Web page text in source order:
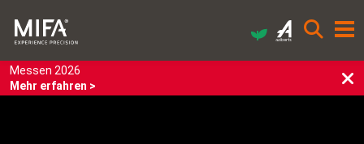
Messen 2026
Mehr erfahren >